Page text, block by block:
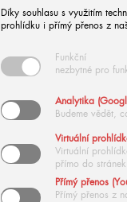
Díky souhlasu s využitím
prohlídku i přímý přenos z
Funkční
nezbytné pro
Analytika
Budeme vědět,
Virtuální
Virtuální
přímo do stránek
Přímý přenos
Přímý přenos z